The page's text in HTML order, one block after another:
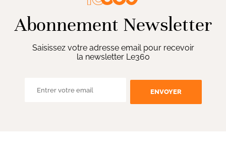
Abonnement Newsletter
Saisissez votre adresse email pour recevoir
la newsletter Le360
ENVOYER